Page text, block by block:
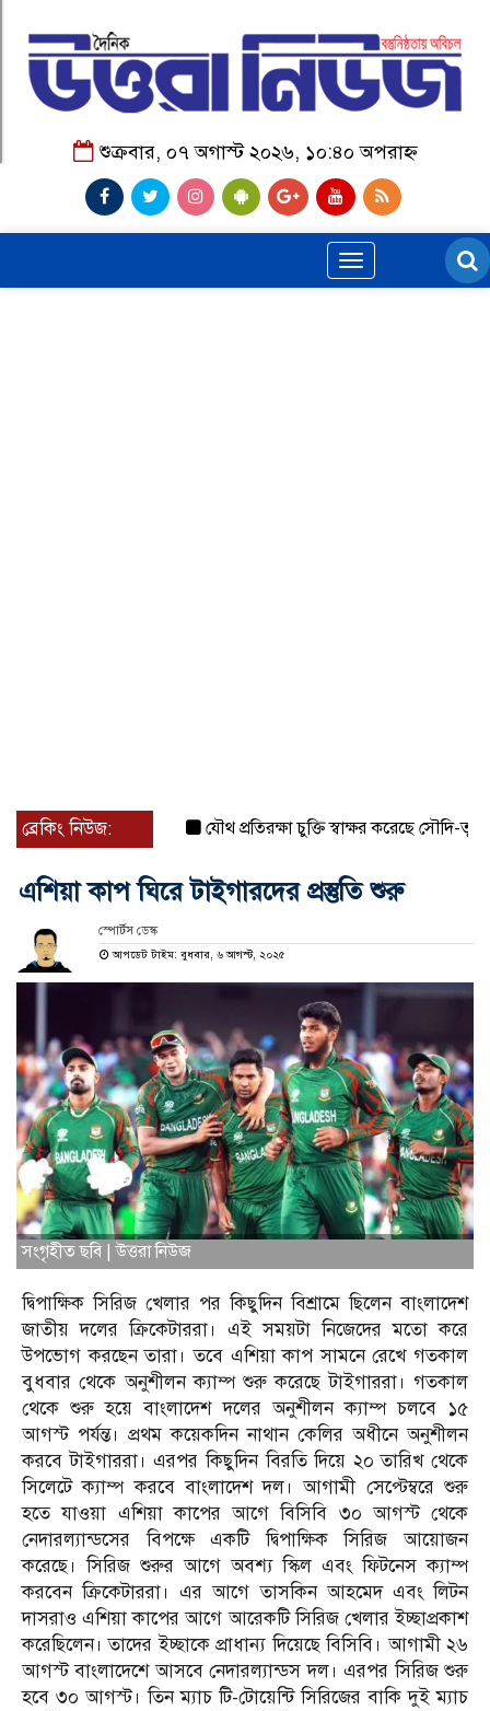
শুক্রবার, ০৭ অগাস্ট ২০২৬, ১০:৪০ অপরাহ্ন
Toggle
navigation
ব্রেকিং নিউজ: যৌথ প্রতিরক্ষা চুক্তি স্বাক্ষর করেছে সৌদি-তুরস্ক-
এশিয়া কাপ ঘিরে টাইগারদের প্রস্তুতি শুরু
স্পোর্টস ডেস্ক
আপডেট টাইম: বুধবার, ৬ আগস্ট, ২০২৫
সংগৃহীত ছবি | উত্তরা নিউজ
দ্বিপাক্ষিক সিরিজ খেলার পর কিছুদিন বিশ্রামে ছিলেন বাংলাদেশ
জাতীয় দলের ক্রিকেটাররা। এই সময়টা নিজেদের মতো করে
উপভোগ করছেন তারা। তবে এশিয়া কাপ সামনে রেখে গতকাল
বুধবার থেকে অনুশীলন ক্যাম্প শুরু করেছে টাইগাররা। গতকাল
থেকে শুরু হয়ে বাংলাদেশ দলের অনুশীলন ক্যাম্প চলবে ১৫
আগস্ট পর্যন্ত। প্রথম কয়েকদিন নাথান কেলির অধীনে অনুশীলন
করবে টাইগাররা। এরপর কিছুদিন বিরতি দিয়ে ২০ তারিখ থেকে
সিলেটে ক্যাম্প করবে বাংলাদেশ দল। আগামী সেপ্টেম্বরে শুরু
হতে যাওয়া এশিয়া কাপের আগে বিসিবি ৩০ আগস্ট থেকে
নেদারল্যান্ডসের বিপক্ষে একটি দ্বিপাক্ষিক সিরিজ আয়োজন
করেছে। সিরিজ শুরুর আগে অবশ্য স্কিল এবং ফিটনেস ক্যাম্প
করবেন ক্রিকেটাররা। এর আগে তাসকিন আহমেদ এবং লিটন
দাসরাও এশিয়া কাপের আগে আরেকটি সিরিজ খেলার ইচ্ছাপ্রকাশ
করেছিলেন। তাদের ইচ্ছাকে প্রাধান্য দিয়েছে বিসিবি। আগামী ২৬
আগস্ট বাংলাদেশে আসবে নেদারল্যান্ডস দল। এরপর সিরিজ শুরু
হবে ৩০ আগস্ট। তিন ম্যাচ টি-টোয়েন্টি সিরিজের বাকি দুই ম্যাচ